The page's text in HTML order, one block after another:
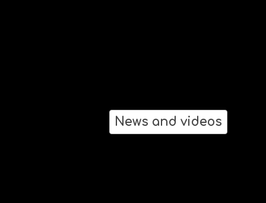
News and videos